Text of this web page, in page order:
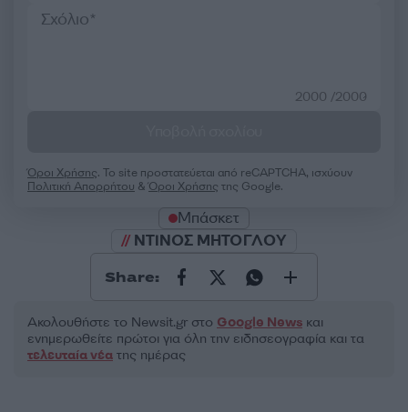
2000 /2000
Όροι Χρήσης. Το site προστατεύεται από reCAPTCHA, ισχύουν
Πολιτική Απορρήτου &Όροι Χρήσης της Google.
Μπάσκετ
ΝΤΙΝΟΣ ΜΗΤΟΓΛΟΥ
Share:
Ακολουθήστε το Νewsit.gr στο Google News και
ενημερωθείτε πρώτοι για όλη την ειδησεογραφία και τα
τελευταία νέα της ημέρας